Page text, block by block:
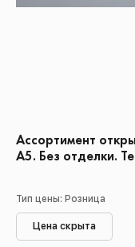
Ассортимент
А5. Без отделки.
Тип цены: Розница
Цена скрыта